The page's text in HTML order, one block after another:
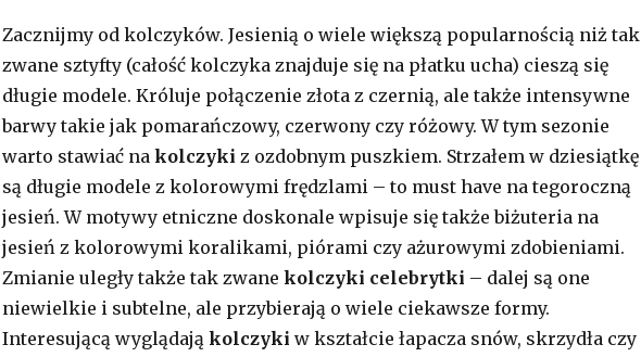
Zacznijmy od kolczyków. Jesienią o wiele większą popularnością niż tak
zwane sztyfty (całość kolczyka znajduje się na płatku ucha) cieszą się
długie modele. Króluje połączenie złota z czernią, ale także intensywne
barwy takie jak pomarańczowy, czerwony czy różowy. W tym sezonie
warto stawiać na kolczyki z ozdobnym puszkiem. Strzałem w dziesiątkę
są długie modele z kolorowymi frędzlami – to must have na tegoroczną
jesień. W motywy etniczne doskonale wpisuje się także biżuteria na
jesień z kolorowymi koralikami, piórami czy ażurowymi zdobieniami.
Zmianie uległy także tak zwane kolczyki celebrytki – dalej są one
niewielkie i subtelne, ale przybierają o wiele ciekawsze formy.
Interesującą wyglądają kolczyki w kształcie łapacza snów, skrzydła czy